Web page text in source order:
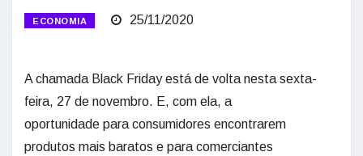
ECONOMIA 25/11/2020
A chamada Black Friday está de volta nesta sexta-
feira, 27 de novembro. E, com ela, a
oportunidade para consumidores encontrarem
produtos mais baratos e para comerciantes